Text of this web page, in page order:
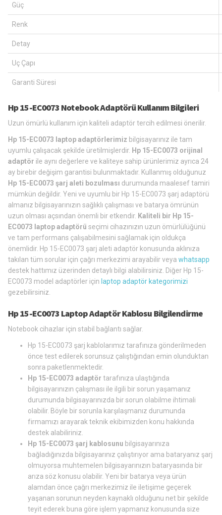
Güç
Renk
Detay
Uç Çapı
Garanti Süresi
Hp 15-EC0073 Notebook Adaptörü Kullanım Bilgileri
Uzun ömürlü kullanım için kaliteli adaptör tercih edilmesi önerilir.
Hp 15-EC0073 laptop adaptörlerimiz bilgisayarınız ile tam
uyumlu çalışacak şekilde üretilmişlerdir. Hp 15-EC0073 orijinal
adaptör ile aynı değerlere ve kaliteye sahip ürünlerimiz ayrıca 24
ay birebir değişim garantisi bulunmaktadır. Kullanmış olduğunuz
Hp 15-EC0073 şarj aleti bozulması durumunda maalesef tamiri
mümkün değildir. Yeni ve uyumlu bir Hp 15-EC0073 şarj adaptörü
almanız bilgisayarınızın sağlıklı çalışması ve batarya ömrünün
uzun olması açsından önemli bir etkendir. Kaliteli bir Hp 15-
EC0073 laptop adaptörü seçimi cihazınızın uzun ömürlülüğünü
ve tam performans çalışabilmesini sağlamak için oldukça
önemlidir. Hp 15-EC0073 şarj aleti adaptör konusunda aklınıza
takılan tüm sorular için çağrı merkezimi arayabilir veya whatsapp
destek hattımız üzerinden detaylı bilgi alabilirsiniz. Diğer Hp 15-
EC0073 model adaptörler için laptop adaptör kategorimizi
gezebilirsiniz.
Hp 15-EC0073 Laptop Adaptör Kablosu Bilgilendirme
Notebook cihazlar için stabil bağlantı sağlar.
Hp 15-EC0073 şarj kablolarımız tarafınıza gönderilmeden
önce test edilerek sorunsuz çalıştığından emin olunduktan
sonra paketlenmektedir.
Hp 15-EC0073 adaptör tarafınıza ulaştığında
bilgisayarınızın çalışması ile ilgili bir sorun yaşamanız
durumunda bilgisayarınızda bir sorun olabilme ihtimali
olabilir. Böyle bir sorunla karşılaşmanız durumunda
firmamızı arayarak teknik ekibimizden konu hakkında
destek alabiliriniz.
Hp 15-EC0073 şarj kablosunu bilgisayarınıza
bağladığınızda bilgisayarınız çalıştırıyor ama bataryanız şarj
olmuyorsa muhtemelen bilgisayarınızın bataryasında bir
arıza söz konusu olabilir. Yeni bir batarya veya ürün
alamdan önce çağrı merkezimiz ile iletişime geçerek
yaşanan sorunun neyden kaynaklı olduğunu net bir şekilde
teyit ederek buna göre işlem yapmanız konusunda size